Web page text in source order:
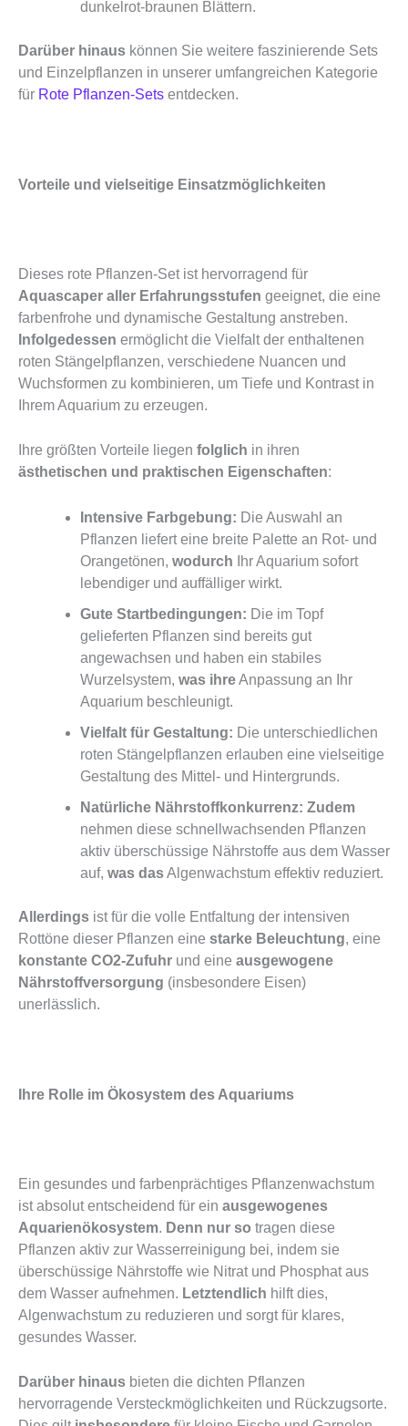
dunkelrot-braunen Blättern.
Darüber hinaus können Sie weitere faszinierende Sets
und Einzelpflanzen in unserer umfangreichen Kategorie
für Rote Pflanzen-Sets entdecken.
Vorteile und vielseitige Einsatzmöglichkeiten
Dieses rote Pflanzen-Set ist hervorragend für
Aquascaper aller Erfahrungsstufen geeignet, die eine
farbenfrohe und dynamische Gestaltung anstreben.
Infolgedessen ermöglicht die Vielfalt der enthaltenen
roten Stängelpflanzen, verschiedene Nuancen und
Wuchsformen zu kombinieren, um Tiefe und Kontrast in
Ihrem Aquarium zu erzeugen.
Ihre größten Vorteile liegen folglich in ihren
ästhetischen und praktischen Eigenschaften:
Intensive Farbgebung: Die Auswahl an
Pflanzen liefert eine breite Palette an Rot- und
Orangetönen, wodurch Ihr Aquarium sofort
lebendiger und auffälliger wirkt.
Gute Startbedingungen: Die im Topf
gelieferten Pflanzen sind bereits gut
angewachsen und haben ein stabiles
Wurzelsystem, was ihreAnpassung an Ihr
Aquarium beschleunigt.
Vielfalt für Gestaltung: Die unterschiedlichen
roten Stängelpflanzen erlauben eine vielseitige
Gestaltung des Mittel- und Hintergrunds.
Natürliche Nährstoffkonkurrenz: Zudem
nehmen diese schnellwachsenden Pflanzen
aktiv überschüssige Nährstoffe aus dem Wasser
auf, was dasAlgenwachstum effektiv reduziert.
Allerdings ist für die volle Entfaltung der intensiven
Rottöne dieser Pflanzen eine starke Beleuchtung, eine
konstante CO2-Zufuhr und eine ausgewogene
Nährstoffversorgung (insbesondere Eisen)
unerlässlich.
Ihre Rolle im Ökosystem des Aquariums
Ein gesundes und farbenprächtiges Pflanzenwachstum
ist absolut entscheidend für ein ausgewogenes
Aquarienökosystem. Denn nur so tragen diese
Pflanzen aktiv zur Wasserreinigung bei, indem sie
überschüssige Nährstoffe wie Nitrat und Phosphat aus
dem Wasser aufnehmen. Letztendlich hilft dies,
Algenwachstum zu reduzieren und sorgt für klares,
gesundes Wasser.
Darüber hinaus bieten die dichten Pflanzen
hervorragende Versteckmöglichkeiten und Rückzugsorte.